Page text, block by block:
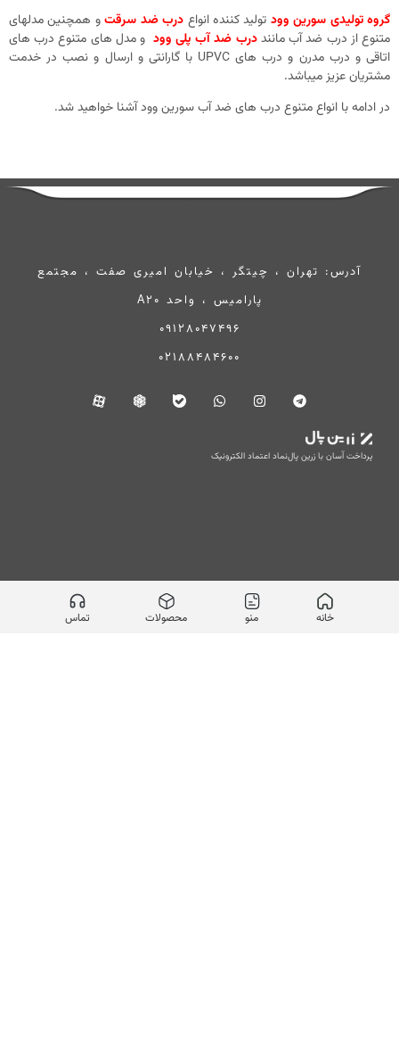
گروه تولیدی سورین وود تولید کننده انواع درب ضد سرقتو همچنین مدلهای
متنوع از درب ضد آب ماننددرب ضد آب پلی وود و مدل های متنوع درب های
اتاقی و درب مدرن و درب های UPVC با گارانتی و ارسال و نصب در خدمت
مشتریان عزیز میباشد.
در ادامه با انواع متنوع درب های ضد آب سورین وود آشنا خواهید شد.
آدرس: تهران ، چیتگر ، خیابان امیری صفت ، مجتمع
پارامیس ، واحد A20
09128047496
02188484600
پرداخت آسان با زرین پالنماد اعتماد الکترونیک
خانه منو محصولات تماس